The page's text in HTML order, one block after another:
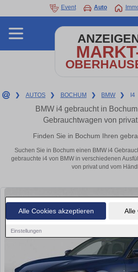
Alle Cookies akzeptieren Alle
Einstellungen
Event Auto
❯ AUTOS ❯ BOCHUM ❯ BMW ❯ I4
BMW i4 gebraucht in
Gebrauchtwagen von
Finden Sie in Bochum Ihren
Suchen Sie in Bochum einen BMW i4
gebrauchte i4 von BMW in verschiedenen
von privat und vom